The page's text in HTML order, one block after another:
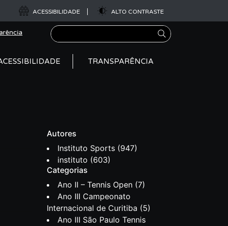
ACESSIBILIDADE ALTO CONTRASTE
Pesquisar
TRANSPARÊNCIA
Autores
Instituto Sports (947)
instituto (603)
Categorias
Ano II – Tennis Open (7)
Ano III Campeonato
Internacional de Curitiba (5)
Ano III São Paulo Tennis